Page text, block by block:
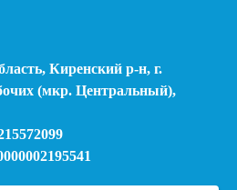
Киренский р-н, г.
(мкр. Центральный),